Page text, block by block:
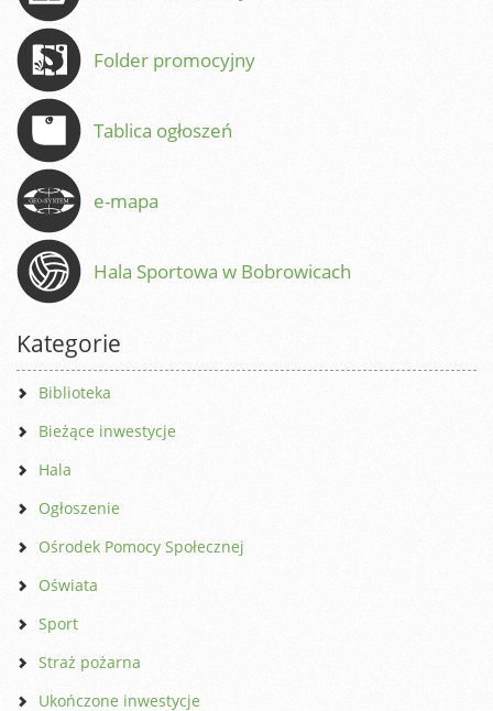
Folder promocyjny
Tablica ogłoszeń
e-mapa
Hala Sportowa w Bobrowicach
Kategorie
Biblioteka
Bieżące inwestycje
Hala
Ogłoszenie
Ośrodek Pomocy Społecznej
Oświata
Sport
Straż pożarna
Ukończone inwestycje